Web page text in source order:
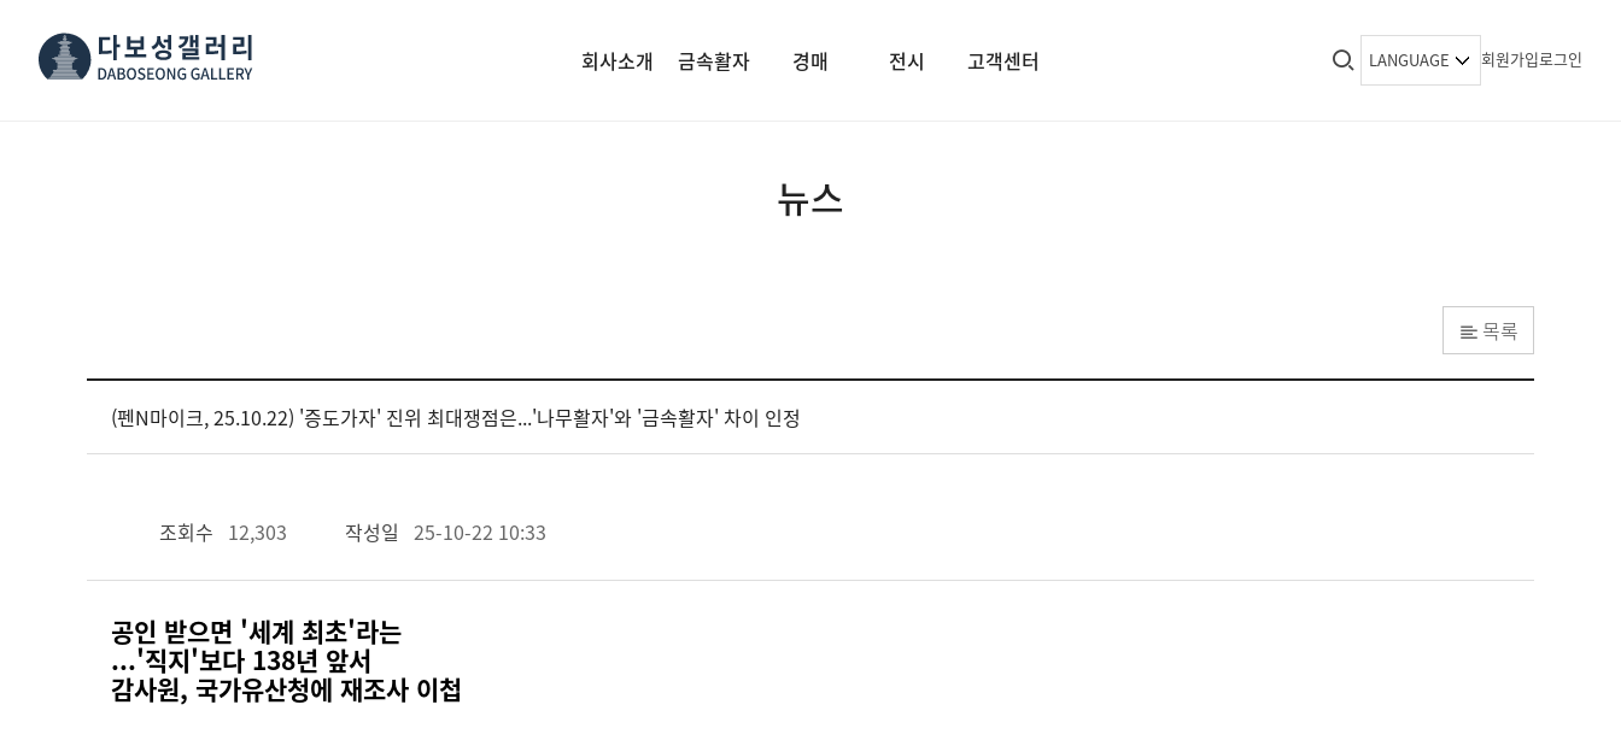
LANGUAGE 회원가입로그인
회사소개 금속활자 경매 전시 고객센터
뉴스
목록
(펜N마이크, 25.10.22) '증도가자' 진위 최대쟁점은...'나무활자'와 '금속활자' 차이 인정
조회수 12,303 작성일 25-10-22 10:33
공인 받으면 '세계 최초'라는
...'직지'보다 138년 앞서
감사원, 국가유산청에 재조사 이첩